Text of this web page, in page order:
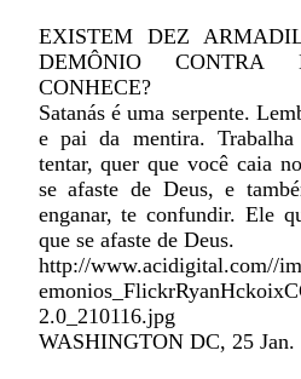
EXISTEM DEZ
DEMÔNIO
CONHECE?
Satanás é uma serpente.
e pai da mentira.
tentar, quer que você caia
se afaste de Deus, e
enganar, te confundir. Ele
que se afaste de Deus.
http://www.acidigital.com//
2.0_210116.jpg
WASHINGTON DC, 25